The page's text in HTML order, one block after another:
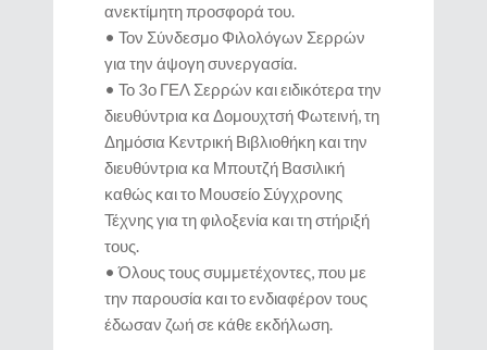
ανεκτίμητη προσφορά του.
• Τον Σύνδεσμο Φιλολόγων Σερρών
για την άψογη συνεργασία.
• Το 3ο ΓΕΛ Σερρών και ειδικότερα την
διευθύντρια κα Δομουχτσή Φωτεινή, τη
Δημόσια Κεντρική Βιβλιοθήκη και την
διευθύντρια κα Μπουτζή Βασιλική
καθώς και το Μουσείο Σύγχρονης
Τέχνης για τη φιλοξενία και τη στήριξή
τους.
• Όλους τους συμμετέχοντες, που με
την παρουσία και το ενδιαφέρον τους
έδωσαν ζωή σε κάθε εκδήλωση.